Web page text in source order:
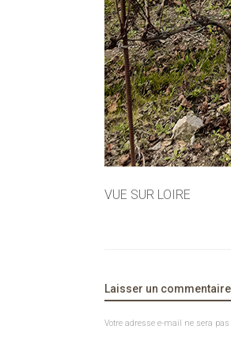
VUE SUR LOIRE
Laisser un commentaire
Votre adresse e-mail ne sera